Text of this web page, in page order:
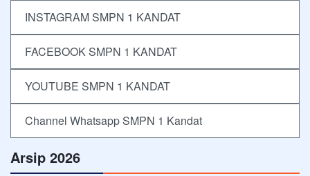
INSTAGRAM SMPN 1 KANDAT
FACEBOOK SMPN 1 KANDAT
YOUTUBE SMPN 1 KANDAT
Channel Whatsapp SMPN 1 Kandat
Arsip 2026